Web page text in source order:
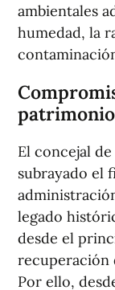
ambientales
humedad, la
El concejal
subrayado el
legado
desde el
recuperación
Por ello,